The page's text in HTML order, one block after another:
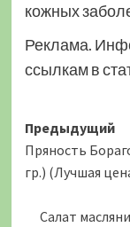
кожных
Реклама.
ссылкам в
записи
Предыдущий
Пряность
гр.) (Лучшая
Салат